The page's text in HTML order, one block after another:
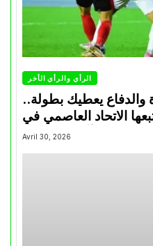
الرأي والرأي الأخر
والدفاع يعطيك بطولة..
الاتحاد العاصمي في
تتويجاته آخر السنوات
Avril 30, 2026